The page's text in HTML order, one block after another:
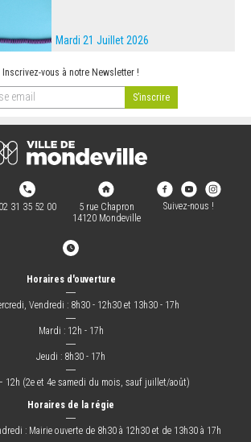
Mardi 21 Juillet 2026
Inscrivez-vous à notre Newsletter !
02 31 35 52 00
5 rue Chapron
14120 Mondeville
Suivez-nous !
Horaires d'ouverture
―
Vendredi : 8h30 - 12h30 et 13h30 - 17h
―
Mardi : 12h - 17h
―
Jeudi : 8h30 - 17h
―
12h (2e et 4e samedi du mois, sauf juillet/août)
Horaires de la régie
―
: Mairie ouverte de 8h30 à 12h30 et de 13h30 à 17h